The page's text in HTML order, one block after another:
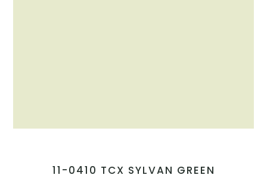
11-0410 TCX SYLVAN GREEN